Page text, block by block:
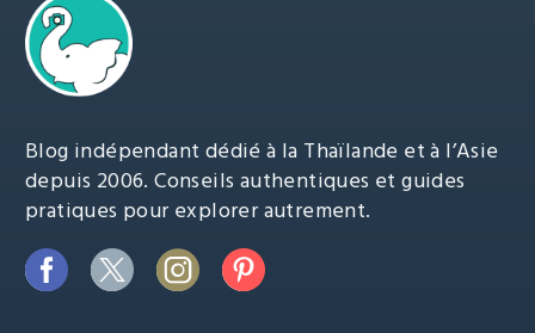
Blog indépendant dédié à la Thaïlande et à l’Asie
depuis 2006. Conseils authentiques et guides
pratiques pour explorer autrement.